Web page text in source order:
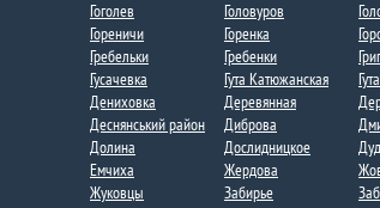
Гоголев
Головуров
Гореничи
Горенка
Гребельки
Гребенки
Гусачевка
Гута Катюжанская
Дениховка
Деревянная
Деснянський район
Диброва
Долина
Дослидницкое
Емчиха
Жердова
Жуковцы
Забирье